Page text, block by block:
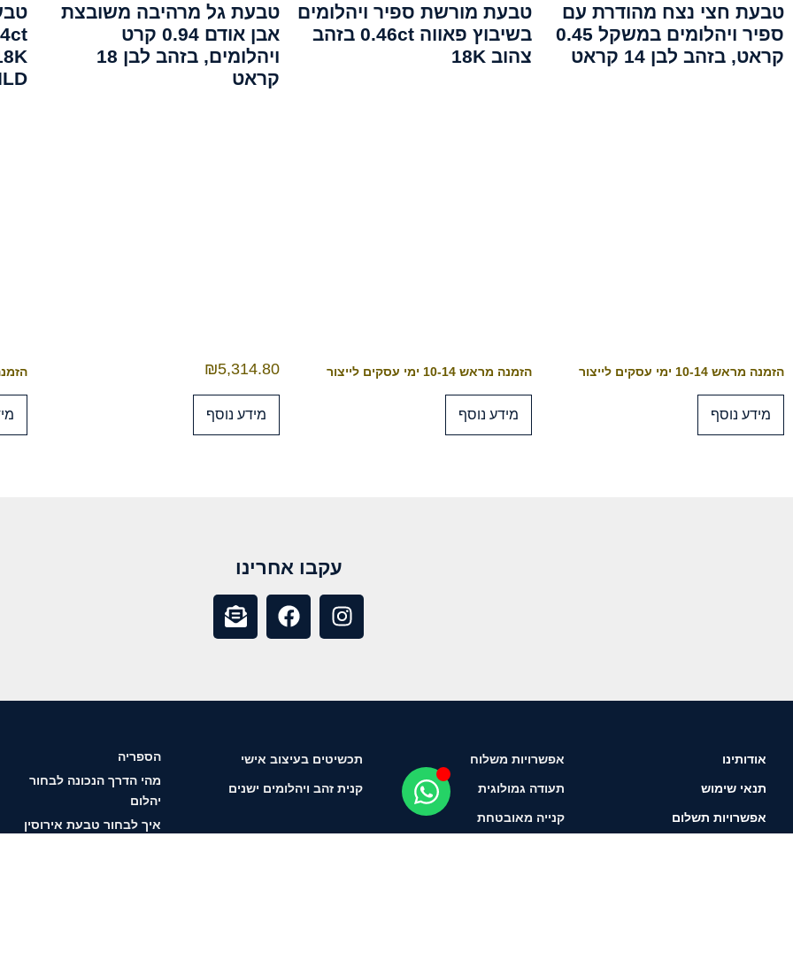
טבעת חצי נצח מהודרת עם
ספיר ויהלומים במשקל 0.45
קראט, בזהב לבן 14 קראט
הזמנה מראש 10-14 ימי עסקים לייצור
מידע נוסף
טבעת מורשת ספיר ויהלומים
בשיבוץ פאווה 0.46ct בזהב
צהוב 18K
הזמנה מראש 10-14 ימי עסקים לייצור
מידע נוסף
טבעת גל מרהיבה משובצת
אבן אודם 0.94 קרט
ויהלומים, בזהב לבן 18
קראט
₪5,314.80
מידע נוסף
הזמנה מראש
עקבו אחרינו
אודותינו
תנאי שימוש
אפשרויות תשלום
אפשרויות משלוח
תעודה גמולוגית
קנייה מאובטחת
תכשיטים בעיצוב אישי
קנית זהב ויהלומים ישנים
הספריה
מהי הדרך הנכונה לבחור
יהלום
איך לבחור טבעת אירוסין